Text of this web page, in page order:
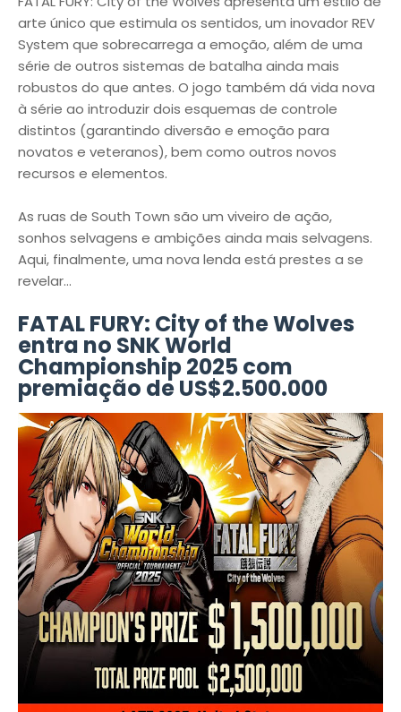
arte único que estimula os sentidos, um inovador REV
System que sobrecarrega a emoção, além de uma
série de outros sistemas de batalha ainda mais
robustos do que antes. O jogo também dá vida nova
à série ao introduzir dois esquemas de controle
distintos (garantindo diversão e emoção para
novatos e veteranos), bem como outros novos
recursos e elementos.
As ruas de South Town são um viveiro de ação,
sonhos selvagens e ambições ainda mais selvagens.
Aqui, finalmente, uma nova lenda está prestes a se
revelar...
FATAL FURY: City of the Wolves
entra no SNK World
Championship 2025 com
premiação de US$2.500.000